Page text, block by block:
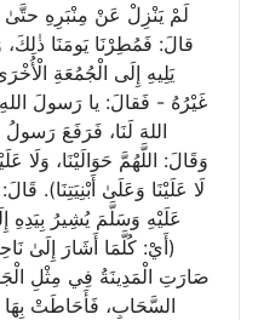
لَمْ يَنْزِلْ عَنْ مِنْبَرِهِ حتَّىٰ
قالَ: فَمُطِرْنَا يَومَنَا ذٰلِكَ،
يَلِيهِ إِلَى الْجُمُعَةِ
غَيْرُهُ - فَقالَ: يا رَسولَ
اللهَ لَنَا، فَرَفَعَ
وَقَالَ: اللَّهُمَّ حَوَالَيْنَا، وَلَا
لَا عَلَيْنَا وَعَلَىٰ أَبْنِيَتِنَا).
عَلَيْهِ وَسَلَّمَ يُشِيرُ بِيَدِهِ
(أَيْ: كُلَّمَا أَشَارَ إِلَىٰ
صَارَتِ الْمَدِينَةُ فِي مِثْلِ
السَّحَابِ، فَأَحَاطَتْ بِهَا